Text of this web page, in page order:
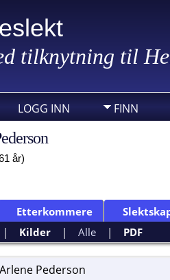
tilknytning til
LOGG INN FINN
år)
Etterkommere
Kilder |Alle | PDF
Pederson